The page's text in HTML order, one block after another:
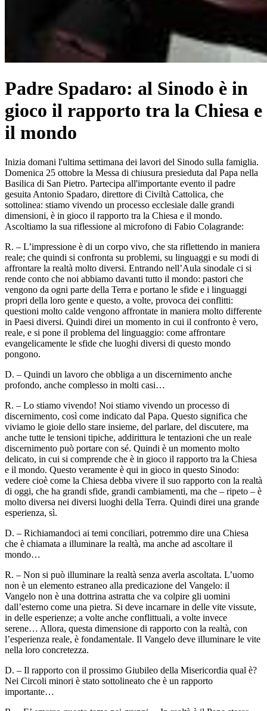
Padre Spadaro: al Sinodo è in
gioco il rapporto tra la Chiesa e
il mondo
Inizia domani l'ultima settimana dei lavori del Sinodo sulla famiglia.
Domenica 25 ottobre la Messa di chiusura presieduta dal Papa nella
Basilica di San Pietro. Partecipa all'importante evento il padre
gesuita Antonio Spadaro, direttore di Civiltà Cattolica, che
sottolinea: stiamo vivendo un processo ecclesiale dalle grandi
dimensioni, è in gioco il rapporto tra la Chiesa e il mondo.
Ascoltiamo la sua riflessione al microfono di Fabio Colagrande:
R. – L’impressione è di un corpo vivo, che sta riflettendo in maniera
reale; che quindi si confronta su problemi, su linguaggi e su modi di
affrontare la realtà molto diversi. Entrando nell’Aula sinodale ci si
rende conto che noi abbiamo davanti tutto il mondo: pastori che
vengono da ogni parte della Terra e portano le sfide e i linguaggi
propri della loro gente e questo, a volte, provoca dei conflitti:
questioni molto calde vengono affrontate in maniera molto differente
in Paesi diversi. Quindi direi un momento in cui il confronto è vero,
reale, e si pone il problema del linguaggio: come affrontare
evangelicamente le sfide che luoghi diversi di questo mondo
pongono.
D. – Quindi un lavoro che obbliga a un discernimento anche
profondo, anche complesso in molti casi…
R. – Lo stiamo vivendo! Noi stiamo vivendo un processo di
discernimento, così come indicato dal Papa. Questo significa che
viviamo le gioie dello stare insieme, del parlare, del discutere, ma
anche tutte le tensioni tipiche, addirittura le tentazioni che un reale
discernimento può portare con sé. Quindi è un momento molto
delicato, in cui si comprende che è in gioco il rapporto tra la Chiesa
e il mondo. Questo veramente è qui in gioco in questo Sinodo:
vedere cioè come la Chiesa debba vivere il suo rapporto con la realtà
di oggi, che ha grandi sfide, grandi cambiamenti, ma che – ripeto – è
molto diversa nei diversi luoghi della Terra. Quindi direi una grande
esperienza, sì.
D. – Richiamandoci ai temi conciliari, potremmo dire una Chiesa
che è chiamata a illuminare la realtà, ma anche ad ascoltare il
mondo…
R. – Non si può illuminare la realtà senza averla ascoltata. L’uomo
non è un elemento estraneo alla predicazione del Vangelo: il
Vangelo non è una dottrina astratta che va colpire gli uomini
dall’esterno come una pietra. Si deve incarnare in delle vite vissute,
in delle esperienze; a volte anche conflittuali, a volte invece
serene… Allora, questa dimensione di rapporto con la realtà, con
l’esperienza reale, è fondamentale. Il Vangelo deve illuminare le vite
nella loro concretezza.
D. – Il rapporto con il prossimo Giubileo della Misericordia qual è?
Nei Circoli minori è stato sottolineato che è un rapporto
importante…